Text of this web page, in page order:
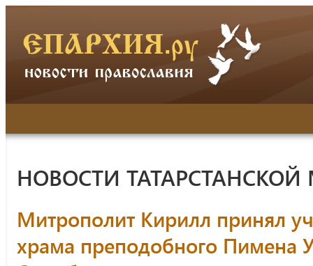
НОВОСТИ
Митрополит Кирилл принял
храма преподобного Пимена